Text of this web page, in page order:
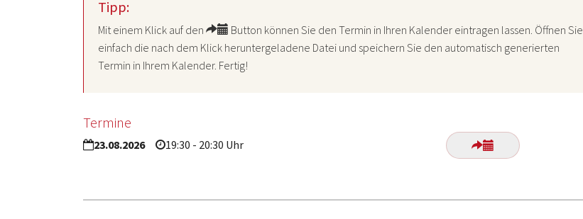
Tipp:
Mit einem Klick auf den
Button können Sie den Termin in Ihren Kalender eintragen lassen. Öffnen Sie
einfach die nach dem Klick heruntergeladene Datei und speichern Sie den automatisch generierten
Termin in Ihrem Kalender. Fertig!
Termine
23.08.2026 19:30 - 20:30 Uhr